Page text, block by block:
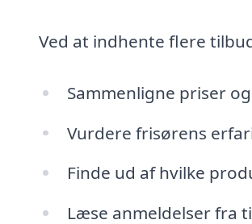
Ved at indhente flere
Sammenligne priser
Vurdere frisørens
Finde ud af hvilke
Læse anmeldelser fra